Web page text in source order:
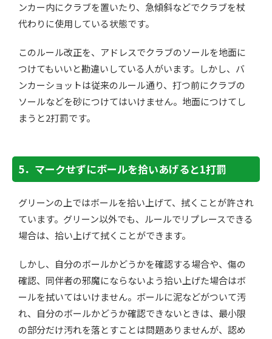
ンカー内にクラブを置いたり、急傾斜などでクラブを杖
代わりに使用している状態です。
このルール改正を、アドレスでクラブのソールを地面に
つけてもいいと勘違いしている人がいます。しかし、バ
ンカーショットは従来のルール通り、打つ前にクラブの
ソールなどを砂につけてはいけません。地面につけてし
まうと2打罰です。
5．マークせずにボールを拾いあげると1打罰
グリーンの上ではボールを拾い上げて、拭くことが許され
ています。グリーン以外でも、ルールでリプレースできる
場合は、拾い上げて拭くことができます。
しかし、自分のボールかどうかを確認する場合や、傷の
確認、同伴者の邪魔にならないよう拾い上げた場合はボ
ールを拭いてはいけません。ボールに泥などがついて汚
れ、自分のボールかどうか確認できないときは、最小限
の部分だけ汚れを落とすことは問題ありませんが、認め